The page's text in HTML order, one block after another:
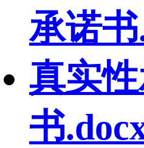
承诺
真实
书